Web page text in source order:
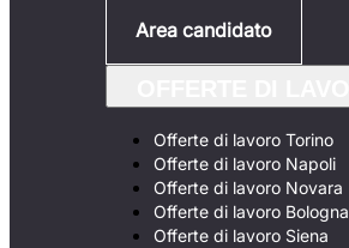
Area candidato
Offerte di lavoro Torino
Offerte di lavoro Napoli
Offerte di lavoro Novara
Offerte di lavoro Bologna
Offerte di lavoro Siena